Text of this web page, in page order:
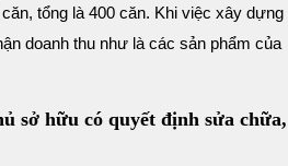
tổng là 400 căn. Khi việc xây dựng
doanh thu như là các sản phẩm của
sở hữu có quyết định sửa chữa,